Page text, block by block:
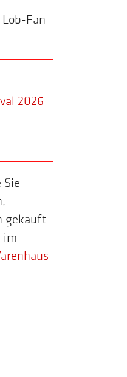
Fan
2026
Sie
gekauft
im